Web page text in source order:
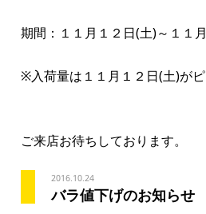
期間：１１月１２日(土)～１１
※入荷量は１１月１２日(土)がピ
ご来店お待ちしております。
2016.10.24
バラ値下げのお知らせ